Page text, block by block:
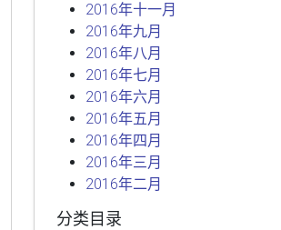
2016年十一月
2016年九月
2016年八月
2016年七月
2016年六月
2016年五月
2016年四月
2016年三月
2016年二月
分类目录